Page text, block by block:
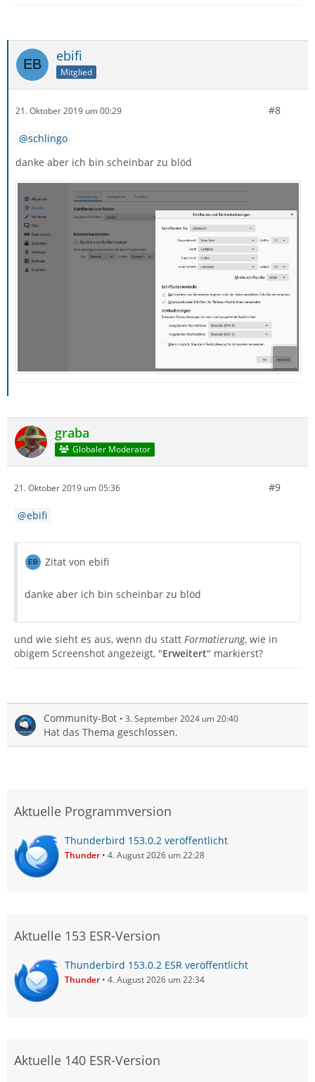
ebifi
Mitglied
21. Oktober 2019 um 00:29 #8
schlingo
danke aber ich bin scheinbar zu blöd
graba
Globaler Moderator
21. Oktober 2019 um 05:36 #9
ebifi
Zitat von ebifi
danke aber ich bin scheinbar zu blöd
und wie sieht es aus, wenn du statt Formatierung, wie in
obigem Screenshot angezeigt, "Erweitert" markierst?
Community-Bot 3. September 2024 um 20:40
Hat das Thema geschlossen.
Aktuelle Programmversion
Thunderbird 153.0.2 veröffentlicht
Thunder 4. August 2026 um 22:28
Aktuelle 153 ESR-Version
Thunderbird 153.0.2 ESR veröffentlicht
Thunder 4. August 2026 um 22:34
Aktuelle 140 ESR-Version